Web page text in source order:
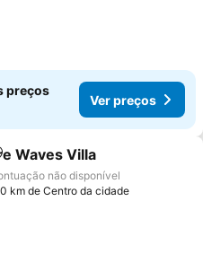
preços
Ver preços
aos favoritos
Waves Villa
não disponível
km de Centro da cidade